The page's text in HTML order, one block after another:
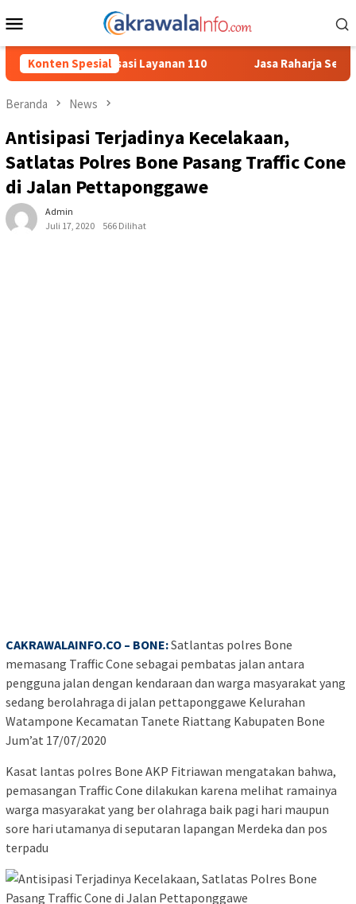
ke
Mobile
Konten Spesial
110 Jasa Raharja Serahkan Santunan kepada
Beranda News
Antisipasi Terjadinya Kecelakaan,
Satlatas Polres Bone Pasang Traffic Cone
di Jalan Pettaponggawe
Admin
Juli 17, 2020
566 Dilihat
CAKRAWALAINFO.CO – BONE:Satlantas polres Bone
memasang Traffic Cone sebagai pembatas jalan antara
pengguna jalan dengan kendaraan dan warga masyarakat yang
sedang berolahraga di jalan pettaponggawe Kelurahan
Watampone Kecamatan Tanete Riattang Kabupaten Bone
Jum’at 17/07/2020
Kasat lantas polres Bone AKP Fitriawan mengatakan bahwa,
pemasangan Traffic Cone dilakukan karena melihat ramainya
warga masyarakat yang ber olahraga baik pagi hari maupun
sore hari utamanya di seputaran lapangan Merdeka dan pos
terpadu